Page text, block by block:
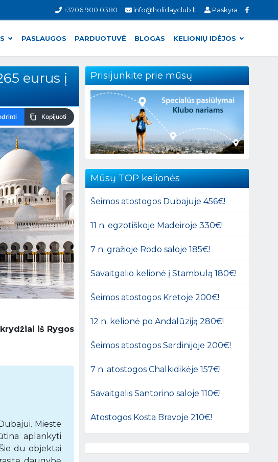
+3706 900 0380 info@holidayclub.lt Paskyra
PASLAUGOS PARDUOTUVĖ BLOGAS KELIONIŲ IDĖJOS
eurus į
Kopijuoti
iš Rygos
Mieste
aplankyti
du objektai
Prisijunkite prie mūsų
Mūsų TOP kelionės
Šeimos atostogos Dubajuje 456€!
11 n. egzotiškoje Madeiroje 330€!
7 n. gražioje Rodo saloje 185€!
Savaitgalio kelionė į Stambulą 180€!
Šeimos atostogos Kretoje 200€!
12 n. kelionė po Andalūziją 280€!
Šeimos atostogos Sardinijoje 200€!
7 n. atostogos Chalkidikėje 157€!
Savaitgalis Santorino saloje 110€!
Atostogos Kosta Bravoje 210€!